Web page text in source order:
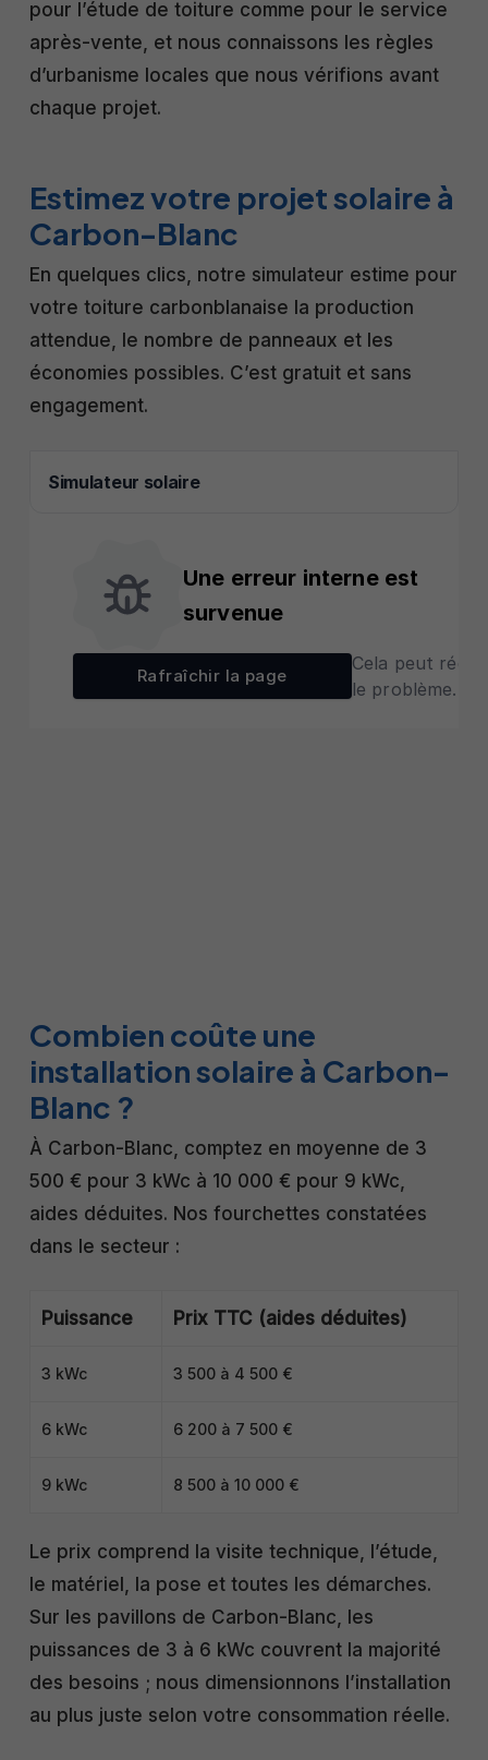
pour l’étude de toiture comme pour le service
après-vente, et nous connaissons les règles
d’urbanisme locales que nous vérifions avant
chaque projet.
Estimez votre projet solaire à
Carbon-Blanc
En quelques clics, notre simulateur estime pour
votre toiture carbonblanaise la production
attendue, le nombre de panneaux et les
économies possibles. C’est gratuit et sans
engagement.
Combien coûte une
installation solaire à Carbon-
Blanc ?
À Carbon-Blanc, comptez en moyenne de 3
500 € pour 3 kWc à 10 000 € pour 9 kWc,
aides déduites. Nos fourchettes constatées
dans le secteur :
Puissance Prix TTC (aides déduites)
3 kWc 3 500 à 4 500 €
6 kWc 6 200 à 7 500 €
9 kWc 8 500 à 10 000 €
Le prix comprend la visite technique, l’étude,
le matériel, la pose et toutes les démarches.
Sur les pavillons de Carbon-Blanc, les
puissances de 3 à 6 kWc couvrent la majorité
des besoins ; nous dimensionnons l’installation
au plus juste selon votre consommation réelle.